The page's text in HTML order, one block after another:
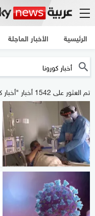
الرئيسية الأخبار العاجلة
تم العثور على 1542 أخبار "أخبار كورونا"